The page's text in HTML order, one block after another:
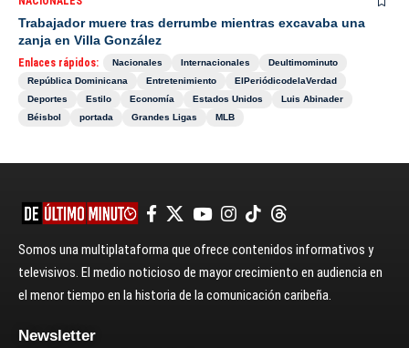
Trabajador muere tras derrumbe mientras excavaba una
zanja en Villa González
Enlaces rápidos: Nacionales Internacionales
Deultimominuto
República Dominicana
Entretenimiento
ElPeriódicodelaVerdad
Deportes
Estilo Economía Estados Unidos
Luis Abinader
Béisbol
portada Grandes Ligas MLB
Somos una multiplataforma que ofrece contenidos informativos y
televisivos. El medio noticioso de mayor crecimiento en audiencia en
el menor tiempo en la historia de la comunicación caribeña.
Newsletter